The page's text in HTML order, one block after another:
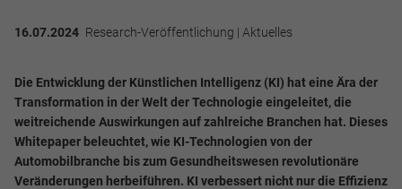
16.07.2024 Research-Veröffentlichung | Aktuelles
Die Entwicklung der Künstlichen Intelligenz (KI) hat eine Ära der
Transformation in der Welt der Technologie eingeleitet, die
weitreichende Auswirkungen auf zahlreiche Branchen hat. Dieses
Whitepaper beleuchtet, wie KI-Technologien von der
Automobilbranche bis zum Gesundheitswesen revolutionäre
Veränderungen herbeiführen. KI verbessert nicht nur die Effizienz